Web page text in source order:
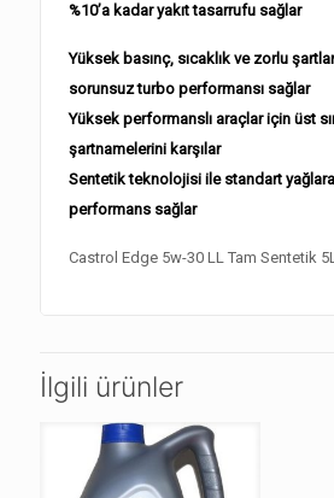
%10’a kadar yakıt tasarrufu sağlar
Yüksek basınç, sıcaklık ve zorlu
sorunsuz turbo performansı sağlar
Yüksek performanslı araçlar için üst
şartnamelerini karşılar
Sentetik teknolojisi ile standart
performans sağlar
Castrol Edge 5w-30 LL Tam Sentetik
İlgili ürünler